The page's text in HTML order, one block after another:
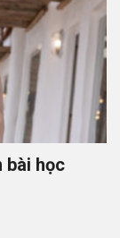
bài học